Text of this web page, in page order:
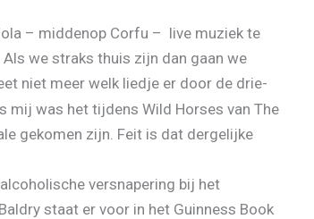
– middenop Corfu – live muziek te
we straks thuis zijn dan gaan we
niet meer welk liedje er door de drie-
mij was het tijdens Wild Horses van The
gekomen zijn. Feit is dat dergelijke
versnapering bij het
staat er voor in het Guinness Book